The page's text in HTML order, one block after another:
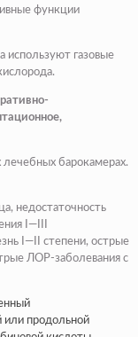
функции
используют газовые
барокамерах.
недостаточность
I—III
I—II степени, острые
ЛОР-заболевания с
или продольной